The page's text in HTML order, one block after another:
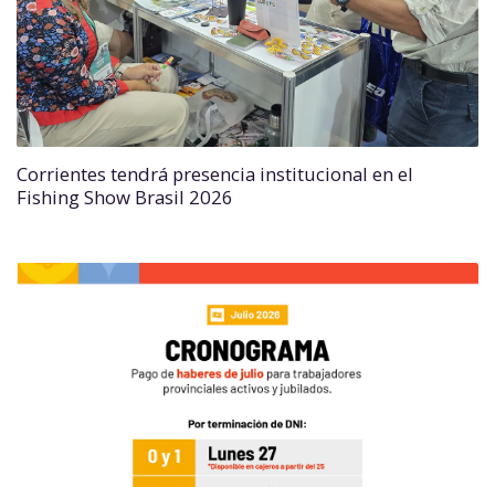
Corrientes tendrá presencia institucional en el
Fishing Show Brasil 2026